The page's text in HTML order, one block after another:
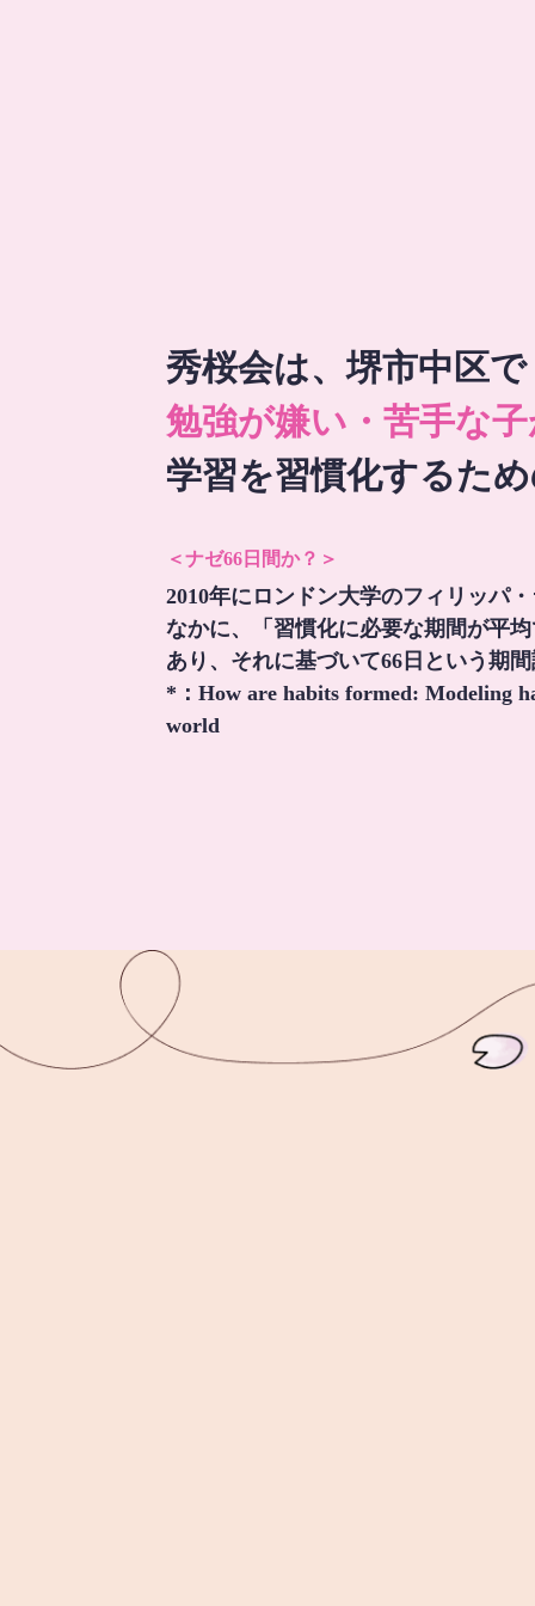
秀桜会は、堺市中区で
勉強が嫌い・苦手な
学習を習慣化するた
＜ナゼ66日間か？＞
2010年にロンドン大学のフィリッパ
なかに、「習慣化に必要な期間が平
あり、それに基づいて66日という期
*：How are habits formed: Modeling
world